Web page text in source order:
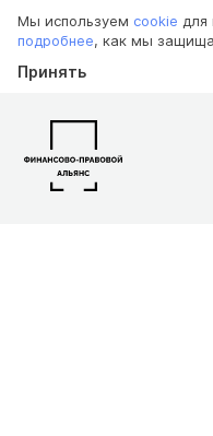
Мы используем cookie для
подробнее, как мы
Принять